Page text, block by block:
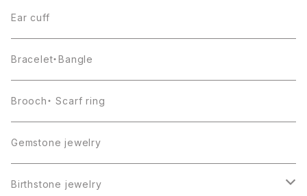
Ear cuff
Bracelet・Bangle
Brooch・ Scarf ring
Gemstone jewelry
Birthstone jewelry